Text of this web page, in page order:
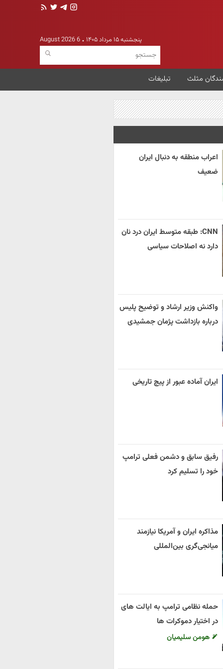
پنجشنبه ۱۵ مرداد ۱۴۰۵ 6 August 2026
مثلث تبلیغات
اعراب منطقه به دنبال ایران
ضعیف
CNN: طبقه متوسط ایران درد نان
دارد نه اصلاحات سیاسی
واکنش وزیر ارشاد و توضیح پلیس
درباره بازداشت پژمان جمشیدی
ایران آماده عبور از پیچ تاریخی
رفیق سابق و دشمن فعلی ترامپ
خود را تسلیم کرد
مذاکره ایران و آمریکا نیازمند
میانجی‌گری بین‌المللی
حمله نظامی ترامپ به ایالت های
در اختیار دموکرات ها
هومن سلیمیان